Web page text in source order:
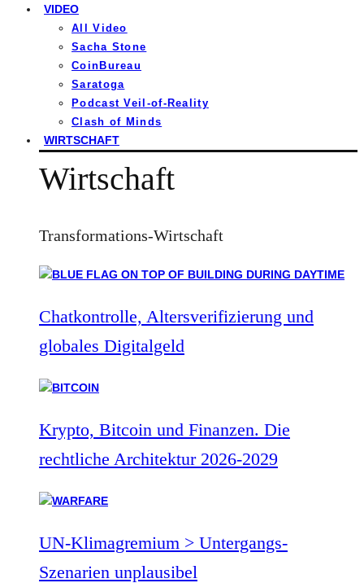
VIDEO
All Video
Sacha Stone
CoinBureau
Saratoga
Podcast Veil-of-Reality
Clash of Minds
WIRTSCHAFT
Wirtschaft
Transformations-Wirtschaft
Chatkontrolle, Altersverifizierung und
globales Digitalgeld
Krypto, Bitcoin und Finanzen. Die
rechtliche Architektur 2026-2029
UN-Klimagremium > Untergangs-
Szenarien unplausibel